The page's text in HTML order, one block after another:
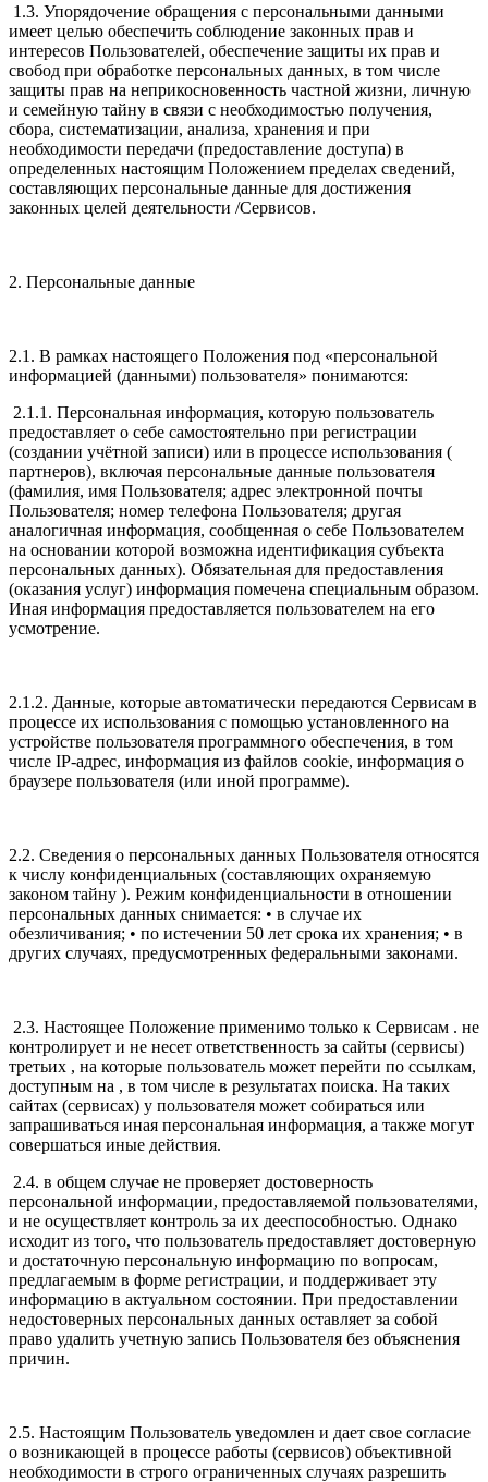
1.3. Упорядочение обращения с персональными данными
имеет целью обеспечить соблюдение законных прав и
интересов Пользователей, обеспечение защиты их прав и
свобод при обработке персональных данных, в том числе
защиты прав на неприкосновенность частной жизни, личную
и семейную тайну в связи с необходимостью получения,
сбора, систематизации, анализа, хранения и при
необходимости передачи (предоставление доступа) в
определенных настоящим Положением пределах сведений,
составляющих персональные данные для достижения
законных целей деятельности /Сервисов.
2. Персональные данные
2.1. В рамках настоящего Положения под «персональной
информацией (данными) пользователя» понимаются:
2.1.1. Персональная информация, которую пользователь
предоставляет о себе самостоятельно при регистрации
(создании учётной записи) или в процессе использования (
партнеров), включая персональные данные пользователя
(фамилия, имя Пользователя; адрес электронной почты
Пользователя; номер телефона Пользователя; другая
аналогичная информация, сообщенная о себе Пользователем
на основании которой возможна идентификация субъекта
персональных данных). Обязательная для предоставления
(оказания услуг) информация помечена специальным образом.
Иная информация предоставляется пользователем на его
усмотрение.
2.1.2. Данные, которые автоматически передаются Сервисам в
процессе их использования с помощью установленного на
устройстве пользователя программного обеспечения, в том
числе IP-адрес, информация из файлов cookie, информация о
браузере пользователя (или иной программе).
2.2. Сведения о персональных данных Пользователя относятся
к числу конфиденциальных (составляющих охраняемую
законом тайну ). Режим конфиденциальности в отношении
персональных данных снимается: • в случае их
обезличивания; • по истечении 50 лет срока их хранения; • в
других случаях, предусмотренных федеральными законами.
2.3. Настоящее Положение применимо только к Сервисам . не
контролирует и не несет ответственность за сайты (сервисы)
третьих , на которые пользователь может перейти по ссылкам,
доступным на , в том числе в результатах поиска. На таких
сайтах (сервисах) у пользователя может собираться или
запрашиваться иная персональная информация, а также могут
совершаться иные действия.
2.4. в общем случае не проверяет достоверность
персональной информации, предоставляемой пользователями,
и не осуществляет контроль за их дееспособностью. Однако
исходит из того, что пользователь предоставляет достоверную
и достаточную персональную информацию по вопросам,
предлагаемым в форме регистрации, и поддерживает эту
информацию в актуальном состоянии. При предоставлении
недостоверных персональных данных оставляет за собой
право удалить учетную запись Пользователя без объяснения
причин.
2.5. Настоящим Пользователь уведомлен и дает свое согласие
о возникающей в процессе работы (сервисов) объективной
необходимости в строго ограниченных случаях разрешить